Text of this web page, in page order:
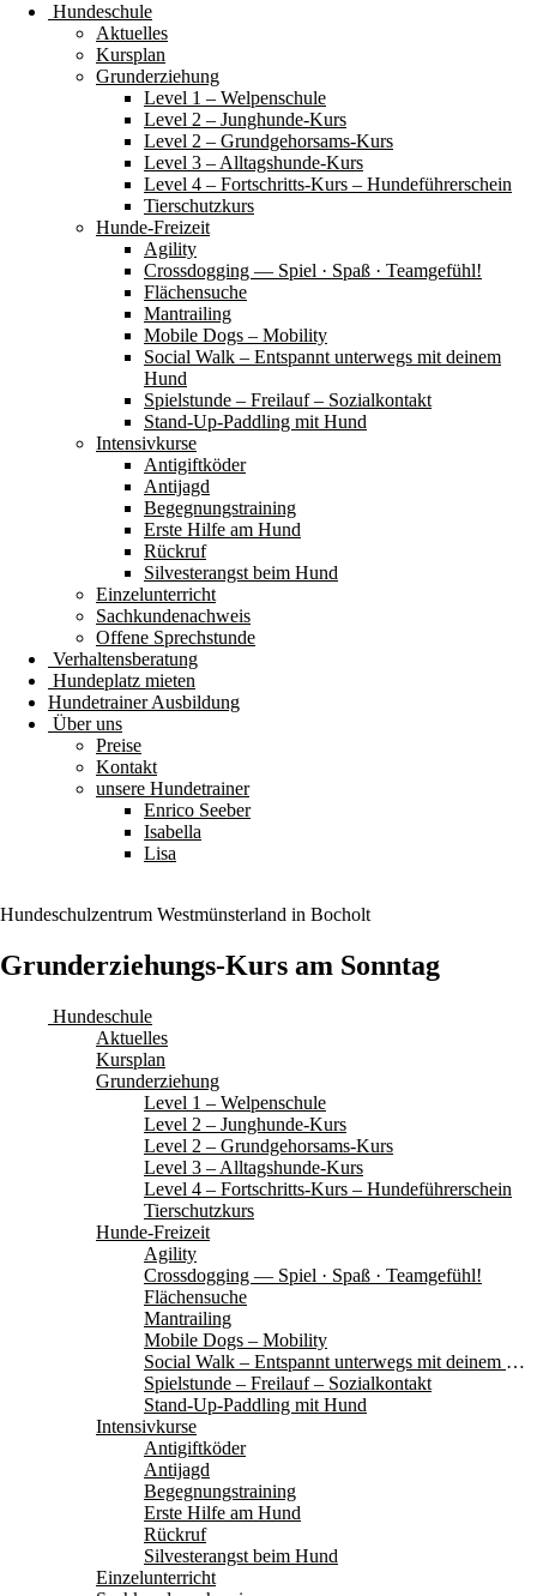
Hundeschule
Aktuelles
Kursplan
Grunderziehung
Level 1 – Welpenschule
Level 2 – Junghunde-Kurs
Level 2 – Grundgehorsams-Kurs
Level 3 – Alltagshunde-Kurs
Level 4 – Fortschritts-Kurs – Hundeführerschein
Tierschutzkurs
Hunde-Freizeit
Agility
Crossdogging — Spiel · Spaß · Teamgefühl!
Flächensuche
Mantrailing
Mobile Dogs – Mobility
Social Walk – Entspannt unterwegs mit deinem
Hund
Spielstunde – Freilauf – Sozialkontakt
Stand-Up-Paddling mit Hund
Intensivkurse
Antigiftköder
Antijagd
Begegnungstraining
Erste Hilfe am Hund
Rückruf
Silvesterangst beim Hund
Einzelunterricht
Sachkundenachweis
Offene Sprechstunde
Verhaltensberatung
Hundeplatz mieten
Hundetrainer Ausbildung
Über uns
Preise
Kontakt
unsere Hundetrainer
Enrico Seeber
Isabella
Lisa
Hundeschulzentrum Westmünsterland in Bocholt
Grunderziehungs-Kurs am Sonntag
Hundeschule
Aktuelles
Kursplan
Grunderziehung
Level 1 – Welpenschule
Level 2 – Junghunde-Kurs
Level 2 – Grundgehorsams-Kurs
Level 3 – Alltagshunde-Kurs
Level 4 – Fortschritts-Kurs – Hundeführerschein
Tierschutzkurs
Hunde-Freizeit
Agility
Crossdogging — Spiel · Spaß · Teamgefühl!
Flächensuche
Mantrailing
Mobile Dogs – Mobility
Social Walk – Entspannt unterwegs mit deinem Hund
Spielstunde – Freilauf – Sozialkontakt
Stand-Up-Paddling mit Hund
Intensivkurse
Antigiftköder
Antijagd
Begegnungstraining
Erste Hilfe am Hund
Rückruf
Silvesterangst beim Hund
Einzelunterricht